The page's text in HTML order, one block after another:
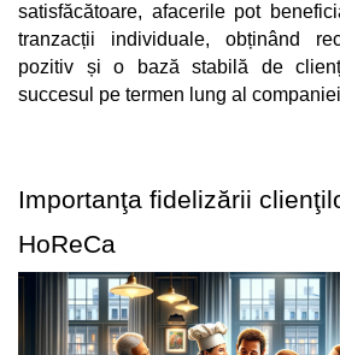
satisfăcătoare, afacerile pot
tranzacții individuale, obținând
pozitiv și o bază stabilă de
succesul pe termen lung al
Importanţa fidelizării
HoReCa